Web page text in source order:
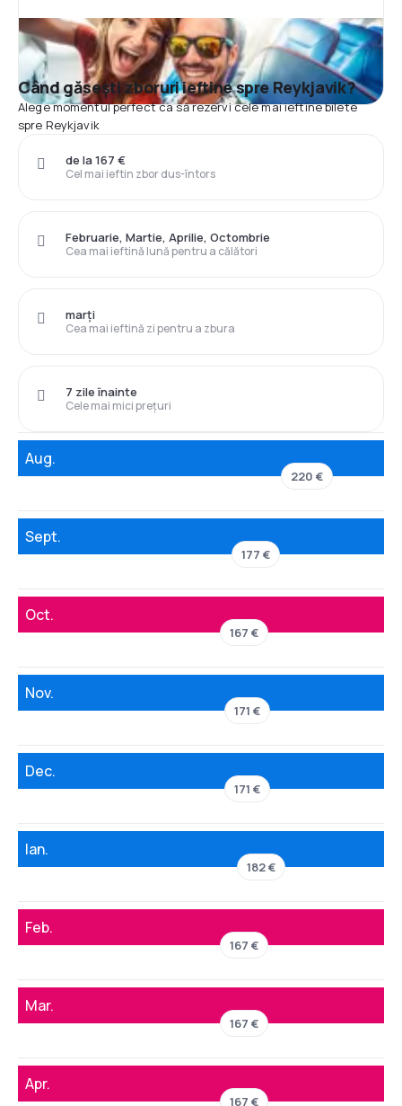
Când găsești zboruri ieftine spre Reykjavik?
Alege momentul perfect ca să rezervi cele mai ieftine bilete
spre Reykjavik
Cel mai ieftin zbor dus-întors
de la 167 €
Cea mai ieftină lună pentru a călători
Februarie, Martie, Aprilie, Octombrie
Cea mai ieftină zi pentru a zbura
marți
Cele mai mici prețuri
7 zile înainte
Aug.
220 €
Sept.
177 €
Oct.
167 €
Nov.
171 €
Dec.
171 €
Ian.
182 €
Feb.
167 €
Mar.
167 €
Apr.
167 €